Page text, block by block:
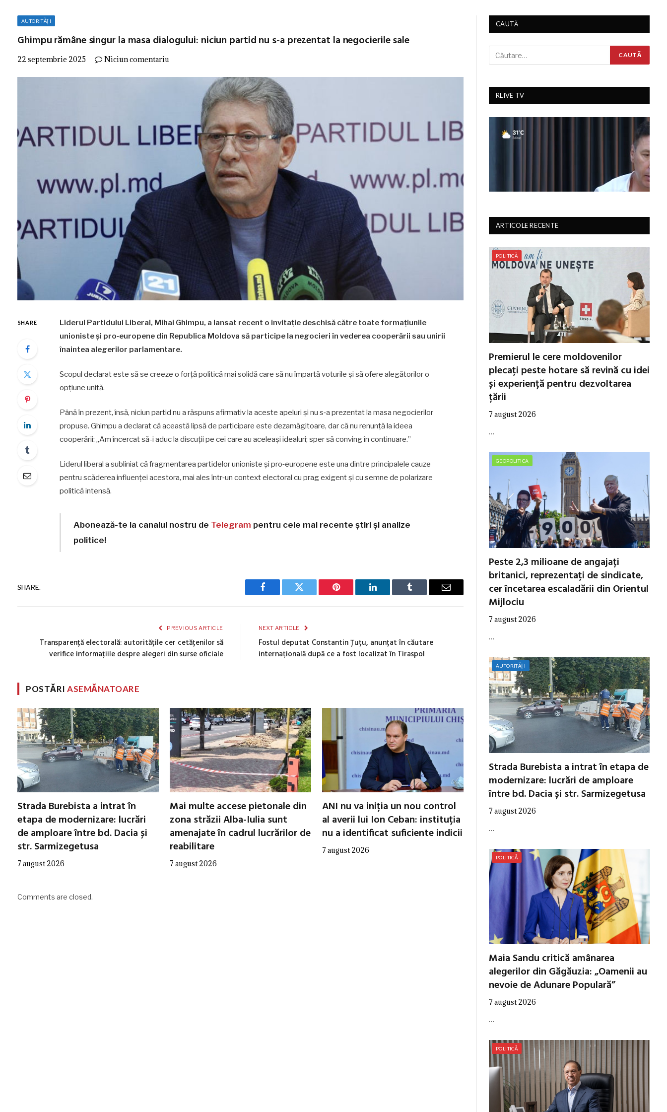
AUTORITĂȚI
Ghimpu rămâne singur la masa dialogului: niciun partid nu s-a prezentat la negocierile sale
22 septembrie 2025 Niciun comentariu
SHARE
Liderul Partidului Liberal, Mihai Ghimpu, a lansat recent o invitaţie deschisă către toate formaţiunile
unioniste şi pro‑europene din Republica Moldova să participe la negocieri în vederea cooperării sau unirii
înaintea alegerilor parlamentare.
Scopul declarat este să se creeze o forţă politică mai solidă care să nu împartă voturile şi să ofere alegătorilor o
opţiune unită.
Până în prezent, însă, niciun partid nu a răspuns afirmativ la aceste apeluri și nu s‑a prezentat la masa negocierilor
propuse. Ghimpu a declarat că această lipsă de participare este dezamăgitoare, dar că nu renunţă la ideea
cooperării: „Am încercat să-i aduc la discuţii pe cei care au aceleaşi idealuri; sper să conving în continuare.”
Liderul liberal a subliniat că fragmentarea partidelor unioniste şi pro‑europene este una dintre principalele cauze
pentru scăderea influenţei acestora, mai ales într‑un context electoral cu prag exigent şi cu semne de polarizare
politică intensă.
Abonează-te la canalul nostru de Telegram pentru cele mai recente știri și analize
politice!
SHARE.
Facebook Twitter Pinterest LinkedIn Tumblr Email
PREVIOUS ARTICLE
Transparență electorală: autoritățile cer cetățenilor să
verifice informațiile despre alegeri din surse oficiale
NEXT ARTICLE
Fostul deputat Constantin Țuțu, anunțat în căutare
internațională după ce a fost localizat în Tiraspol
POSTĂRIASEMĂNATOARE
Strada Burebista a intrat în
etapa de modernizare: lucrări
de amploare între bd. Dacia și
str. Sarmizegetusa
7 august 2026
Mai multe accese pietonale din
zona străzii Alba-Iulia sunt
amenajate în cadrul lucrărilor de
reabilitare
7 august 2026
ANI nu va iniția un nou control
al averii lui Ion Ceban: instituția
nu a identificat suficiente indicii
7 august 2026
Comments are closed.
CAUTĂ
RLIVE TV
ARTICOLE RECENTE
POLITICĂ
Premierul le cere moldovenilor
plecați peste hotare să revină cu idei
și experiență pentru dezvoltarea
țării
7 august 2026
…
GEOPOLITICA
Peste 2,3 milioane de angajați
britanici, reprezentați de sindicate,
cer încetarea escaladării din Orientul
Mijlociu
7 august 2026
…
AUTORITĂȚI
Strada Burebista a intrat în etapa de
modernizare: lucrări de amploare
între bd. Dacia și str. Sarmizegetusa
7 august 2026
…
POLITICĂ
Maia Sandu critică amânarea
alegerilor din Găgăuzia: „Oamenii au
nevoie de Adunare Populară”
7 august 2026
…
POLITICĂ